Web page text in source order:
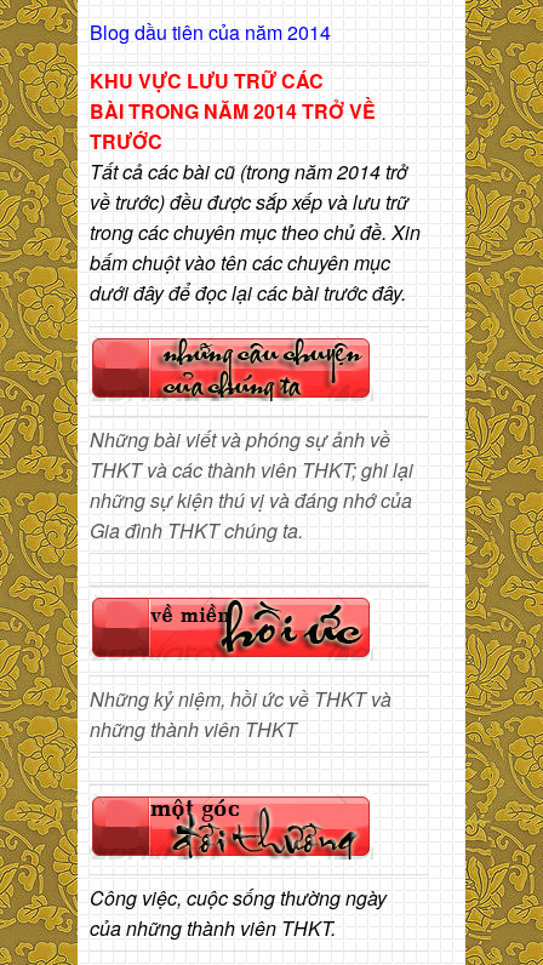
Blog dầu tiên của năm 2014
KHU VỰC LƯU TRỮ CÁC
BÀITRONG NĂM 2014 TRỞ VỀ
TRƯỚC
Tất cả các bài cũ (trong năm 2014 trở
về trước) đều được sắp xếp và lưu trữ
trong các chuyên mục theo chủ đề. Xin
bấm chuột vào tên các chuyên mục
dưới đây để đọc lại các bài trước đây.
Những bài viết và phóng sự ảnh về
THKT và các thành viên THKT; ghi lại
những sự kiện thú vị và đáng nhớ của
Gia đình THKT chúng ta.
Những kỷ niệm, hồi ức về THKT và
những thành viên THKT
Công việc, cuộc sống thường ngày
của những thành viên THKT.